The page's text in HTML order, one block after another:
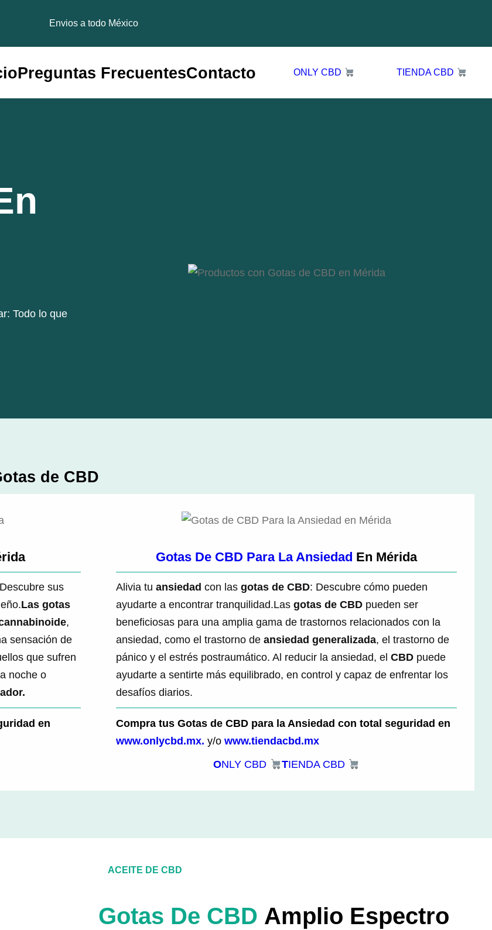
Envios a todo México
Preguntas FrecuentesContacto ONLY CBD TIENDA CBD
Todo lo que
de CBD
sus
Las gotas
,
sensación de
que sufren
noche o
en
Gotas De CBD Para La Ansiedad En Mérida
Alivia tu ansiedad con las gotas de CBD: Descubre cómo pueden
ayudarte a encontrar tranquilidad.Las gotas de CBD pueden ser
beneficiosas para una amplia gama de trastornos relacionados con la
ansiedad, como el trastorno de ansiedad generalizada, el trastorno de
pánico y el estrés postraumático. Al reducir la ansiedad, el CBD puede
ayudarte a sentirte más equilibrado, en control y capaz de enfrentar los
desafíos diarios.
Compra tus Gotas de CBD para la Ansiedad con total seguridad en
www.onlycbd.mx. y/o www.tiendacbd.mx
ONLY CBD TIENDA CBD
ACEITE DE CBD
Gotas De CBD Amplio Espectro